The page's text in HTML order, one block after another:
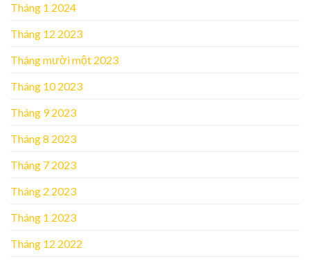
Tháng 1 2024
Tháng 12 2023
Tháng mười một 2023
Tháng 10 2023
Tháng 9 2023
Tháng 8 2023
Tháng 7 2023
Tháng 2 2023
Tháng 1 2023
Tháng 12 2022